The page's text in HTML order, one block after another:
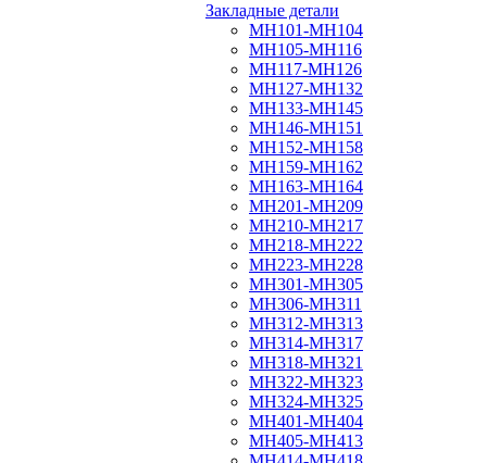
Закладные детали
МН101-МН104
МН105-МН116
МН117-МН126
МН127-МН132
МН133-МН145
МН146-МН151
МН152-МН158
МН159-МН162
МН163-МН164
МН201-МН209
МН210-МН217
МН218-МН222
МН223-МН228
МН301-МН305
МН306-МН311
МН312-МН313
МН314-МН317
МН318-МН321
МН322-МН323
МН324-МН325
МН401-МН404
МН405-МН413